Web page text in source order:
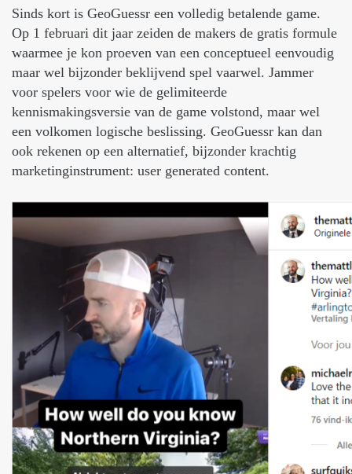
Sinds kort is GeoGuessr een volledig betalende game.
Op 1 februari dit jaar zeiden de makers de gratis formule
waarmee je kon proeven van een conceptueel eenvoudig
maar wel bijzonder beklijvend spel vaarwel. Jammer
voor spelers voor wie de gelimiteerde
kennismakingsversie van de game volstond, maar wel
een volkomen logische beslissing. GeoGuessr kan dan
ook rekenen op een alternatief, bijzonder krachtig
marketinginstrument: user generated content.